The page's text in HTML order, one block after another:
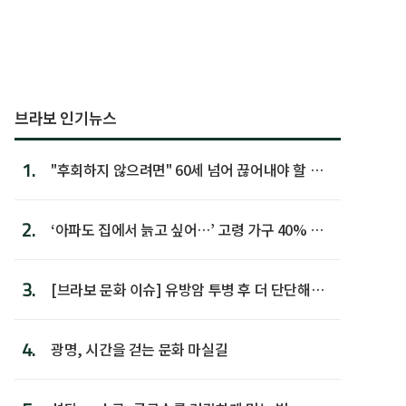
브라보 인기뉴스
1.
"후회하지 않으려면" 60세 넘어 끊어내야 할 사
2.
‘아파도 집에서 늙고 싶어…’ 고령 가구 40% 노
3.
[브라보 문화 이슈] 유방암 투병 후 더 단단해진
4. 광명, 시간을 걷는 문화 마실길